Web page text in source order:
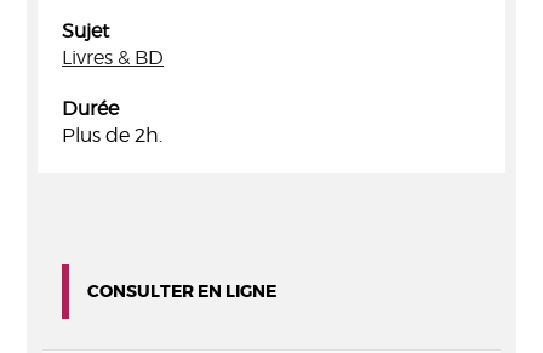
Sujet
Livres & BD
Durée
Plus de 2h.
CONSULTER EN LIGNE